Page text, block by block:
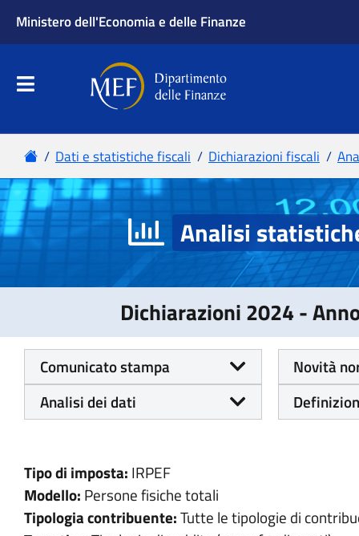
Analisi
Dichiarazioni 2024 -
Comunicato stampa
Novità
Analisi dei dati
Tipo di imposta: IRPEF
Modello: Persone fisiche totali
Tipologia contribuente:Tutte le tipologie di